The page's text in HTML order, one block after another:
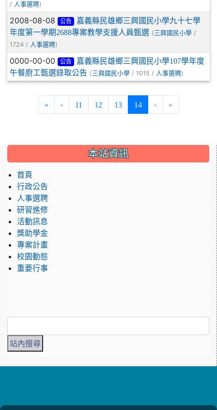
/ 人事選聘)
2008-08-08 公告
嘉義縣民雄鄉三興國民小學九十七學
年度第一學期2688專案教學支援人員甄選 (三興國民小學 /
1724 / 人事選聘)
0000-00-00 公告
嘉義縣民雄鄉三興國民小學107學年度
午餐廚工甄選錄取公告 (三興國民小學 / 1015 / 人事選聘)
« ‹ 11 12 13 14(current)
› »
::: 本站資訊
首頁
行政公告
人事選聘
研習進修
活動訊息
獎助學金
專案計畫
校園動態
重要行事